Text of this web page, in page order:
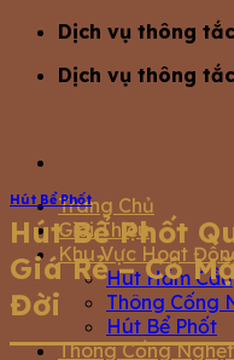
Dịch vụ thông
Dịch vụ thông
Trang Chủ
Giới Thiệu
Khu Vực Hoạt
Hút Hầm Cầu
Thông Cống
Hút Bể Phốt
Thông Cống Nghẹt
Hút Bể Phốt
Hút Bể Phốt
Giá Rẻ – Có
Đời